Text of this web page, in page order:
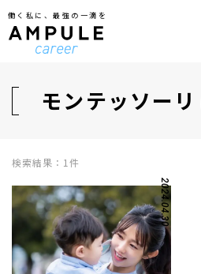
働く私に、最強の一滴を
モンテッソーリ
検索結果：1件
2024.04.30